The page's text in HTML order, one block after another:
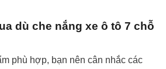
dù che nắng xe ô tô 7 chỗ
phù hợp, bạn nên cân nhắc các